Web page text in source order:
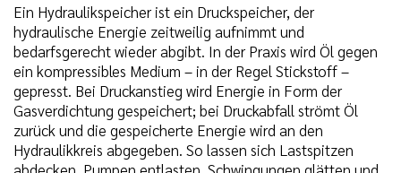
Ein Hydraulikspeicher ist ein Druckspeicher, der
hydraulische Energie zeitweilig aufnimmt und
bedarfsgerecht wieder abgibt. In der Praxis wird Öl gegen
ein kompressibles Medium – in der Regel Stickstoff –
gepresst. Bei Druckanstieg wird Energie in Form der
Gasverdichtung gespeichert; bei Druckabfall strömt Öl
zurück und die gespeicherte Energie wird an den
Hydraulikkreis abgegeben. So lassen sich Lastspitzen